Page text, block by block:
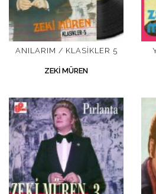
ANILARIM / KLASIKLER 5
ZEKI MÜREN